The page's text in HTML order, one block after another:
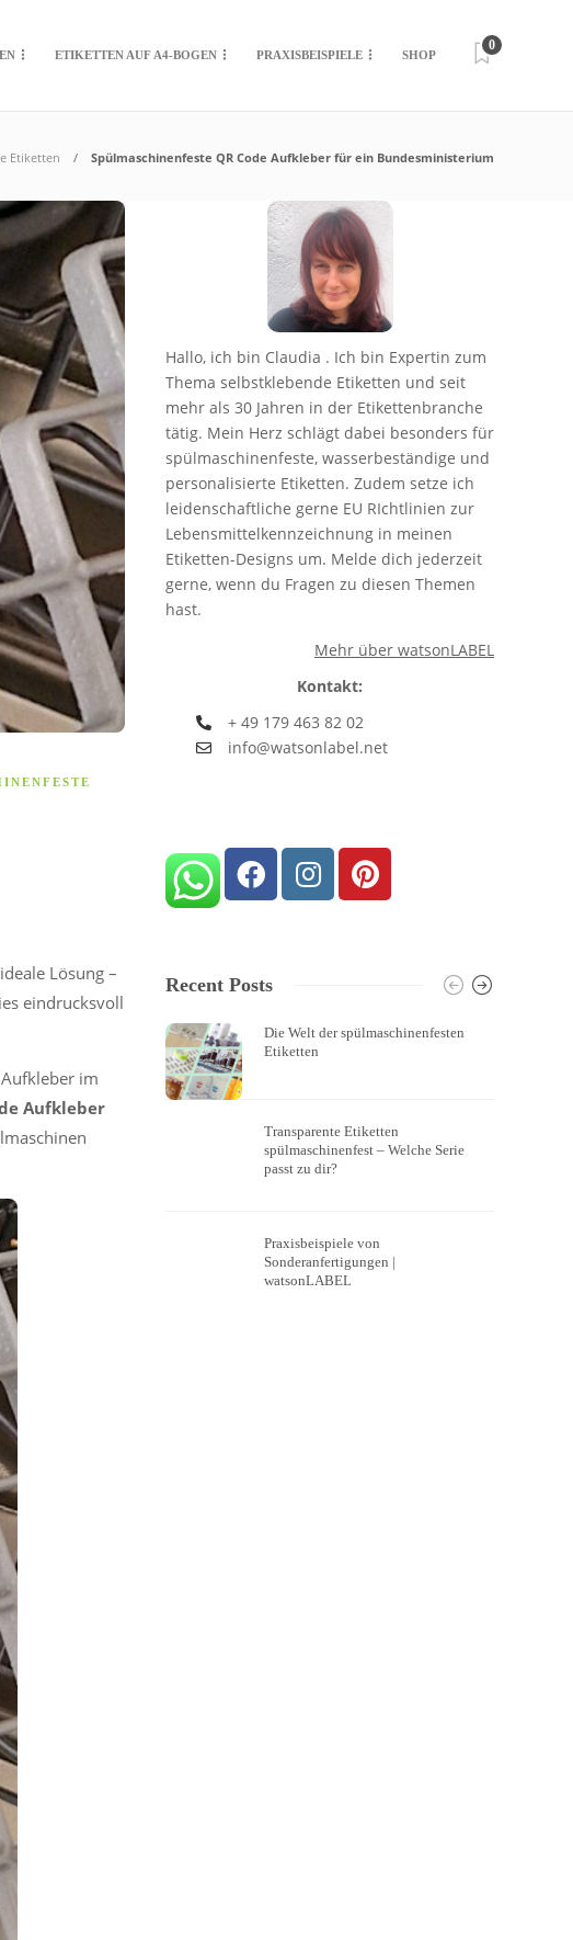
ETIKETTEN AUF A4-BOGEN PRAXISBEISPIELE SHOP
0
Etiketten Spülmaschinenfeste QR Code Aufkleber für ein Bundesministerium
Lösung –
eindrucksvoll
im
Aufkleber
Hallo, ich bin Claudia . Ich bin Expertin zum
Thema selbstklebende Etiketten und seit
mehr als 30 Jahren in der Etikettenbranche
tätig. Mein Herz schlägt dabei besonders für
spülmaschinenfeste, wasserbeständige und
personalisierte Etiketten. Zudem setze ich
leidenschaftliche gerne EU RIchtlinien zur
Lebensmittelkennzeichnung in meinen
Etiketten-Designs um. Melde dich jederzeit
gerne, wenn du Fragen zu diesen Themen
hast.
Mehr über watsonLABEL
Kontakt:
+ 49 179 463 82 02
info@watsonlabel.net
Recent Posts
Die Welt der spülmaschinenfesten
Etiketten
Transparente Etiketten
spülmaschinenfest – Welche Serie
passt zu dir?
Praxisbeispiele von
Sonderanfertigungen |
watsonLABEL